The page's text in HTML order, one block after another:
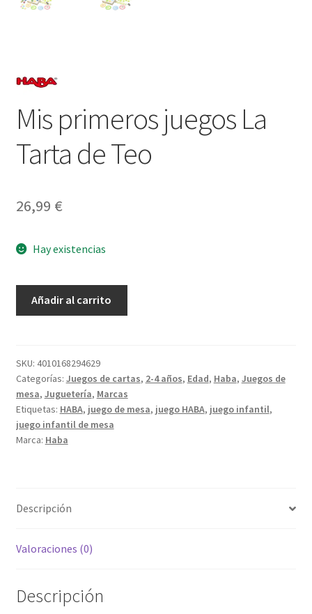
Mis primeros juegos La
Tarta de Teo
26,99 €
Hay existencias
Tarta
de
Teo
cantidad
Añadir al carrito
SKU: 4010168294629
Categorías: Juegos de cartas, 2-4 años, Edad, Haba, Juegos de
mesa, Juguetería, Marcas
Etiquetas: HABA, juego de mesa, juego HABA, juego infantil,
juego infantil de mesa
Marca: Haba
Descripción
Valoraciones (0)
Descripción